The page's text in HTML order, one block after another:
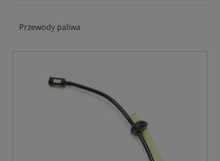
Przewody paliwa